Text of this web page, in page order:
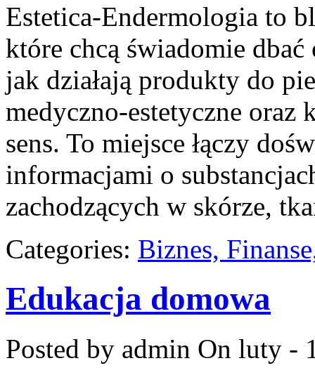
Estetica-Endermologia to
które chcą świadomie
jak działają produkty do
medyczno-estetyczne oraz
sens. To miejsce łączy
informacjami o
zachodzących w skórze,
Categories: Biznes,
Edukacja domowa
Posted by admin On luty -